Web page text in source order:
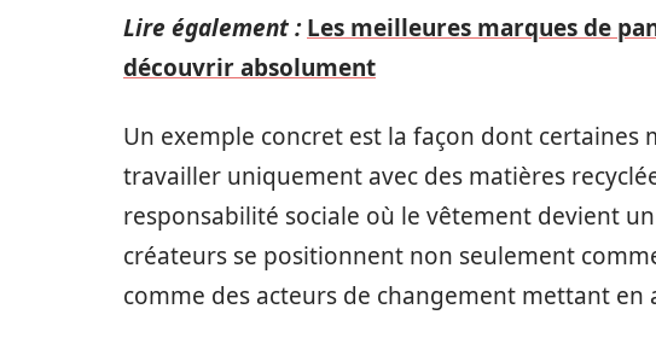
Lire également : Les meilleures marques de
découvrir absolument
Un exemple concret est la façon dont certaines
travailler uniquement avec des matières
responsabilité sociale où le vêtement devient
créateurs se positionnent non seulement
comme des acteurs de changement mettant en